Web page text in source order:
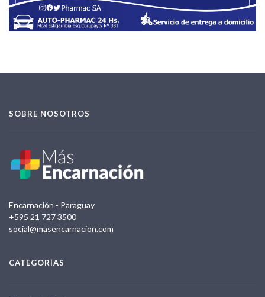
SOBRE NOSOTROS
Encarnación - Paraguay
+595 21 727 3500
social@masencarnacion.com
CATEGORÍAS